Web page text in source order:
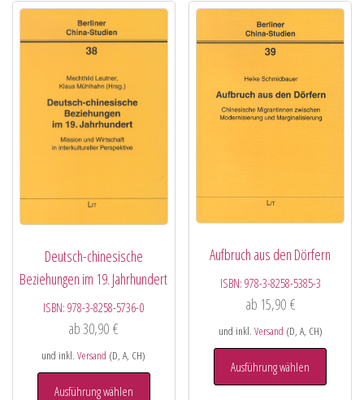
Deutsch-chinesische
Beziehungen im 19. Jahrhundert
ISBN:978-3-8258-5736-0
ab30,90€
und inkl.Versand (D, A, CH)
Ausführung wählen
Aufbruch aus den Dörfern
ISBN: 978-3-8258-5385-3
ab 15,90 €
und inkl. Versand (D, A, CH)
Ausführung wählen